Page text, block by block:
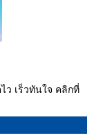
ว เร็วทันใจ คลิกที่